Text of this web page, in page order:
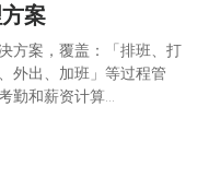
案
方案，覆盖：「排班、打
外出、加班」等过程管
勤和薪资计算...